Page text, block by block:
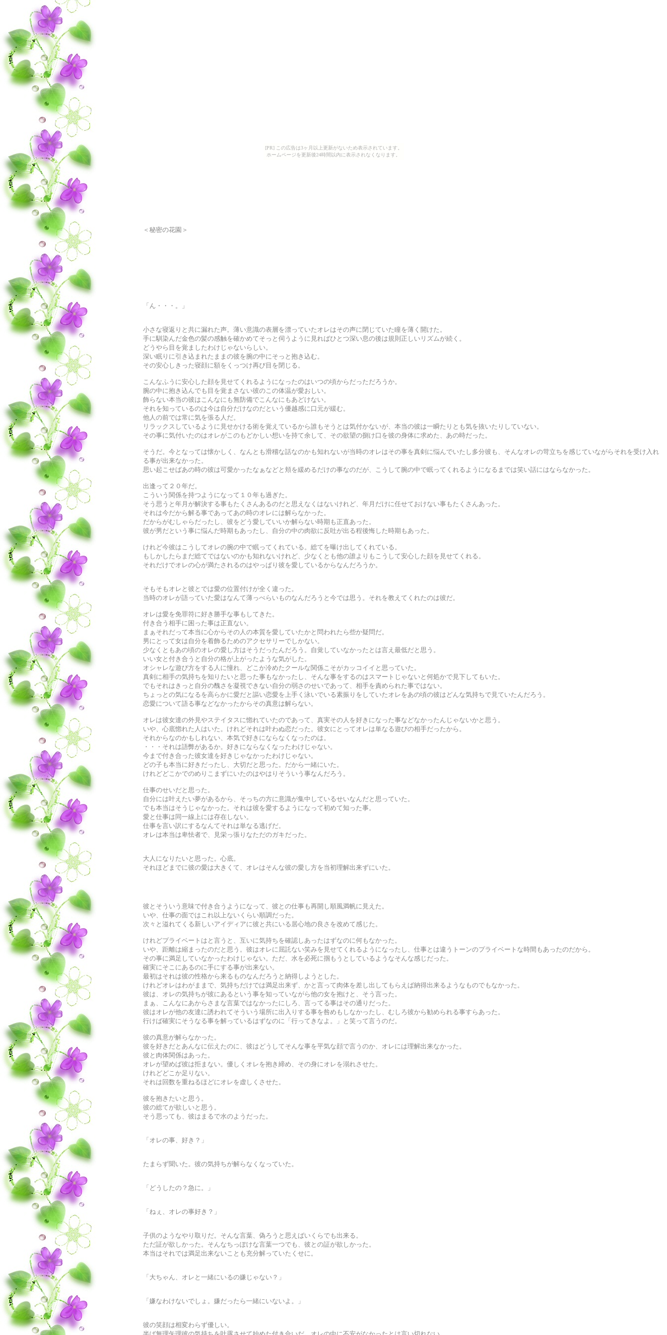
[PR] この広告は3ヶ月以上更新がないため表示されています。
ホームページを更新後24時間以内に表示されなくなります。
＜秘密の花園＞
「ん・・・。」
小さな寝返りと共に漏れた声。薄い意識の表層を漂っていたオレはその声に閉じていた瞳を薄く開けた。
手に馴染んだ金色の髪の感触を確かめてそっと伺うように見ればひとつ深い息の後は規則正しいリズムが続く。
どうやら目を覚ましたわけじゃないらしい。
深い眠りに引き込まれたままの彼を腕の中にそっと抱き込む。
その安心しきった寝顔に額をくっつけ再び目を閉じる。
こんなふうに安心した顔を見せてくれるようになったのはいつの頃からだっただろうか。
腕の中に抱き込んでも目を覚まさない彼のこの体温が愛おしい。
飾らない本当の彼はこんなにも無防備でこんなにもあどけない。
それを知っているのは今は自分だけなのだという優越感に口元が緩む。
他人の前では常に気を張る人だ。
リラックスしているように見せかける術を覚えているから誰もそうとは気付かないが、本当の彼は一瞬たりとも気を抜いたりしていない。
その事に気付いたのはオレがこのもどかしい想いを持て余して、その欲望の捌け口を彼の身体に求めた、あの時だった。
そうだ。今となっては懐かしく、なんとも滑稽な話なのかも知れないが当時のオレはその事を真剣に悩んでいたし多分彼も、そんなオレの苛立ちを感じていながらそれを受け入れ
る事が出来なかった。
思い起こせばあの時の彼は可愛かったなぁなどと頬を緩めるだけの事なのだが、こうして腕の中で眠ってくれるようになるまでは笑い話にはならなかった。
出逢って２０年だ。
こういう関係を持つようになって１０年も過ぎた。
そう思うと年月が解決する事もたくさんあるのだと思えなくはないけれど、年月だけに任せておけない事もたくさんあった。
それは今だから解る事であってあの時のオレには解らなかった。
だからがむしゃらだったし、彼をどう愛していいか解らない時期も正直あった。
彼が男だという事に悩んだ時期もあったし、自分の中の肉欲に反吐が出る程後悔した時期もあった。
けれど今彼はこうしてオレの腕の中で眠ってくれている。総てを曝け出してくれている。
もしかしたらまだ総てではないのかも知れないけれど、少なくとも他の誰よりもこうして安心した顔を見せてくれる。
それだけでオレの心が満たされるのはやっぱり彼を愛しているからなんだろうか。
そもそもオレと彼とでは愛の位置付けが全く違った。
当時のオレが語っていた愛はなんて薄っぺらいものなんだろうと今では思う。それを教えてくれたのは彼だ。
オレは愛を免罪符に好き勝手な事もしてきた。
付き合う相手に困った事は正直ない。
まぁそれだって本当に心からその人の本質を愛していたかと問われたら些か疑問だ。
男にとって女は自分を着飾るためのアクセサリーでしかない。
少なくともあの頃のオレの愛し方はそうだったんだろう。自覚していなかったとは言え最低だと思う。
いい女と付き合うと自分の格が上がったような気がした。
オシャレな遊び方をする人に憧れ、どこか冷めたクールな関係こそがカッコイイと思っていた。
真剣に相手の気持ちを知りたいと思った事もなかったし、そんな事をするのはスマートじゃないと何処かで見下してもいた。
でもそれはきっと自分の醜さを凝視できない自分の弱さのせいであって、相手を責められた事ではない。
ちょっとの気になるを高らかに愛だと謳い恋愛を上手く泳いでいる素振りをしていたオレをあの頃の彼はどんな気持ちで見ていたんだろう。
恋愛について語る事などなかったからその真意は解らない。
オレは彼女達の外見やステイタスに惚れていたのであって、真実その人を好きになった事などなかったんじゃないかと思う。
いや、心底惚れた人はいた。けれどそれは叶わぬ恋だった。彼女にとってオレは単なる遊びの相手だったから。
それからなのかもしれない、本気で好きにならなくなったのは。
・・・それは語弊があるか。好きにならなくなったわけじゃない。
今まで付き合った彼女達を好きじゃなかったわけじゃない。
どの子も本当に好きだったし、大切だと思った。だから一緒にいた。
けれどどこかでのめりこまずにいたのはやはりそういう事なんだろう。
仕事のせいだと思った。
自分には叶えたい夢があるから、そっちの方に意識が集中しているせいなんだと思っていた。
でも本当はそうじゃなかった。それは彼を愛するようになって初めて知った事。
愛と仕事は同一線上には存在しない。
仕事を言い訳にするなんてそれは単なる逃げだ。
オレは本当は卑怯者で、見栄っ張りなただのガキだった。
大人になりたいと思った。心底。
それほどまでに彼の愛は大きくて、オレはそんな彼の愛し方を当初理解出来ずにいた。
彼とそういう意味で付き合うようになって、彼との仕事も再開し順風満帆に見えた。
いや、仕事の面ではこれ以上ないくらい順調だった。
次々と溢れてくる新しいアイディアに彼と共にいる居心地の良さを改めて感じた。
けれどプライベートはと言うと、互いに気持ちを確認しあったはずなのに何もなかった。
いや、距離は縮まったのだと思う。彼はオレに屈託ない笑みを見せてくれるようになったし、仕事とは違うトーンのプライベートな時間もあったのだから。
その事に満足していなかったわけじゃない。ただ、水を必死に掴もうとしているようなそんな感じだった。
確実にそこにあるのに手にする事が出来ない。
最初はそれは彼の性格から来るものなんだろうと納得しようとした。
けれどオレはわがままで、気持ちだけでは満足出来ず、かと言って肉体を差し出してもらえば納得出来るようなものでもなかった。
彼は、オレの気持ちが彼にあるという事を知っていながら他の女を抱けと、そう言った。
まぁ、こんなにあからさまな言葉ではなかったにしろ、言ってる事はその通りだった。
彼はオレが他の友達に誘われてそういう場所に出入りする事を咎めもしなかったし、むしろ彼から勧められる事すらあった。
行けば確実にそうなる事を解っているはずなのに「行ってきなよ。」と笑って言うのだ。
彼の真意が解らなかった。
彼を好きだとあんなに伝えたのに、彼はどうしてそんな事を平気な顔で言うのか、オレには理解出来なかった。
彼と肉体関係はあった。
オレが望めば彼は拒まない。優しくオレを抱き締め、その身にオレを溺れさせた。
けれどどこか足りない。
それは回数を重ねるほどにオレを虚しくさせた。
彼を抱きたいと思う。
彼の総てが欲しいと思う。
そう思っても、彼はまるで水のようだった。
「オレの事、好き？」
たまらず聞いた。彼の気持ちが解らなくなっていた。
「どうしたの？急に。」
「ねぇ、オレの事好き？」
子供のようなやり取りだ。そんな言葉、偽ろうと思えばいくらでも出来る。
ただ証が欲しかった。そんなちっぽけな言葉一つでも、彼との証が欲しかった。
本当はそれでは満足出来ないことも充分解っていたくせに。
「大ちゃん、オレと一緒にいるの嫌じゃない？」
「嫌なわけないでしょ。嫌だったら一緒にいないよ。」
彼の笑顔は相変わらず優しい。